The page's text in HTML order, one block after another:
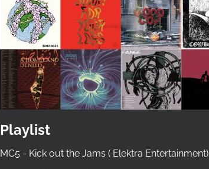
Playlist
MC5 - Kick out the Jams ( Elektra Entertainment)